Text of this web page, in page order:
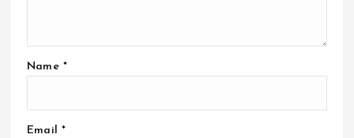
Name *
Email *